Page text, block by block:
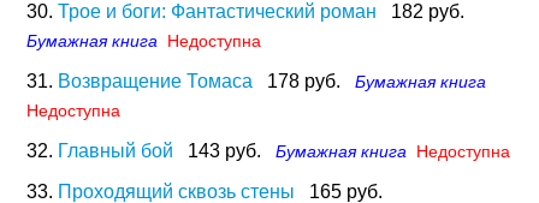
30. Трое и боги: Фантастический роман 182 руб.
Бумажная книга Недоступна
31. Возвращение Томаса 178 руб.
Бумажная книга
Недоступна
32. Главный бой 143 руб. Бумажная книга Недоступна
33. Проходящий сквозь стены 165 руб.